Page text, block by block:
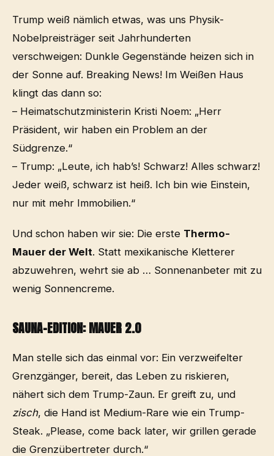
Trump weiß nämlich etwas, was uns Physik-
Nobelpreisträger seit Jahrhunderten
verschweigen: Dunkle Gegenstände heizen sich in
der Sonne auf. Breaking News! Im Weißen Haus
klingt das dann so:
– Heimatschutzministerin Kristi Noem: „Herr
Präsident, wir haben ein Problem an der
Südgrenze.“
– Trump: „Leute, ich hab’s! Schwarz! Alles schwarz!
Jeder weiß, schwarz ist heiß. Ich bin wie Einstein,
nur mit mehr Immobilien.“
Und schon haben wir sie: Die erste Thermo-
Mauer der Welt. Statt mexikanische Kletterer
abzuwehren, wehrt sie ab … Sonnenanbeter mit zu
wenig Sonnencreme.
SAUNA-EDITION: MAUER 2.0
Man stelle sich das einmal vor: Ein verzweifelter
Grenzgänger, bereit, das Leben zu riskieren,
nähert sich dem Trump-Zaun. Er greift zu, und
zisch, die Hand ist Medium-Rare wie ein Trump-
Steak. „Please, come back later, wir grillen gerade
die Grenzübertreter durch.“